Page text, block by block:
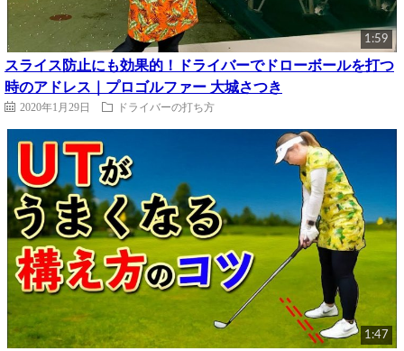
1:59
スライス防止にも効果的！ドライバーでドローボールを打つ
時のアドレス｜プロゴルファー 大城さつき
2020年1月29日 ドライバーの打ち方
1:47